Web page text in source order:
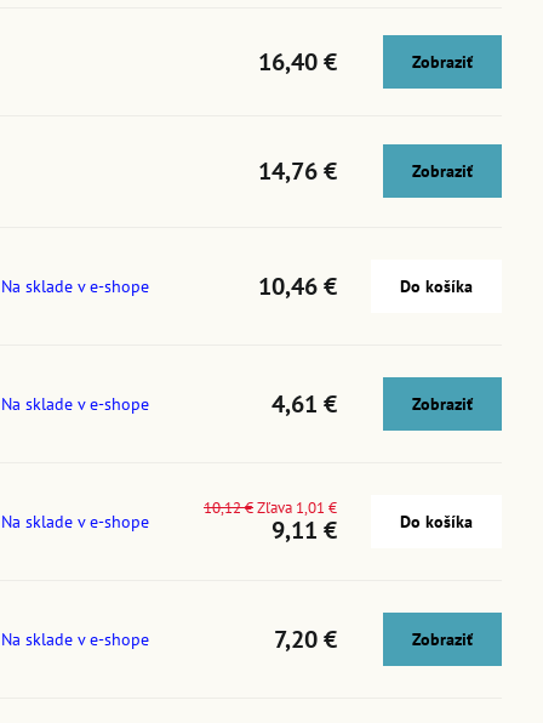
16,40 € Zobraziť
14,76 € Zobraziť
Na sklade v e-shope 10,46 € Do košíka
Na sklade v e-shope 4,61 € Zobraziť
Na sklade v e-shope 9,11 €
10,12 €Zľava 1,01 €
Do košíka
Na sklade v e-shope 7,20 € Zobraziť